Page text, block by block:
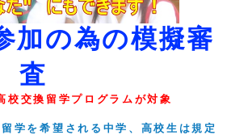
加の為の模擬審
査
校交換留学プログラムが対象
学を希望される中学、高校生は規定